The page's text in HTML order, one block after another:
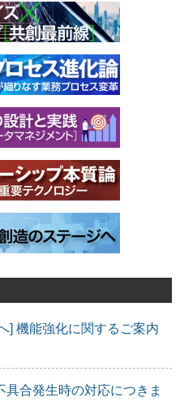
] 機能強化に関するご案内
合発生時の対応につきま